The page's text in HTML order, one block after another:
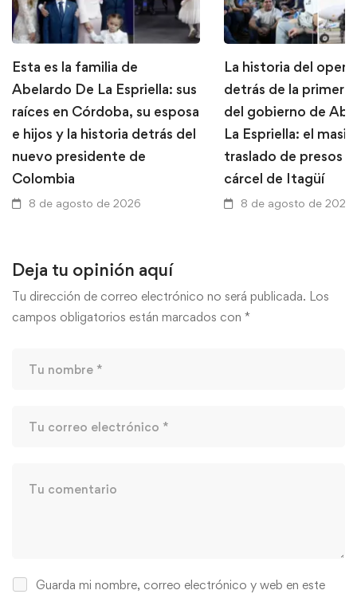
Esta es la familia de
Abelardo De La Espriella: sus
raíces en Córdoba, su esposa
e hijos y la historia detrás del
nuevo presidente de
Colombia
8 de agosto de 2026
La historia del
detrás de la primera
del gobierno de
La Espriella: el
traslado de presos
cárcel de Itagüí
8 de agosto de 2026
Deja tu opinión aquí
Tu dirección de correo electrónico no será publicada. Los
campos obligatorios están marcados con *
Guarda mi nombre, correo electrónico y web en este